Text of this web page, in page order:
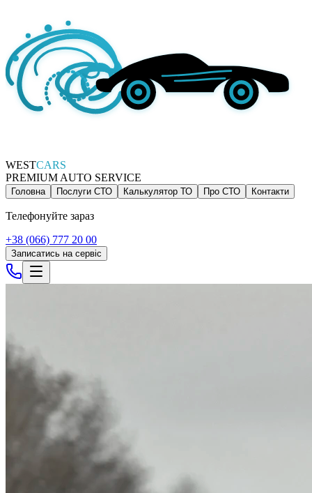
WESTCARS
PREMIUM AUTO SERVICE
Головна Послуги СТО Калькулятор ТО Про СТО Контакти
Телефонуйте зараз
+38 (066) 777 20 00
Записатись на сервіс